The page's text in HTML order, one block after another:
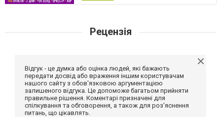
Рецензія
Відгук - це думка або оцінка людей, які бажають
передати досвід або враження іншим користувачам
нашого сайту з обов'язковою аргументацією
залишеного відгука. Це допоможе багатьом прийняти
правильне рішення. Коментарі призначені для
спілкування та обговорення, а також для роз'яснення
питань, що цікавлять.